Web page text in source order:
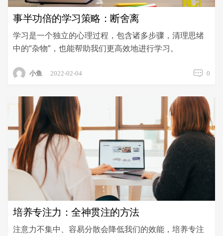
得
事半功倍的学习策略：断舍离
学习是一个独立的心理过程，包含诸多步骤，清理思绪
中的“杂物”，也能帮助我们更高效地进行学习。
小鱼 2022-02-04 0
培养专注力：全神贯注的方法
注意力不集中、容易分散会降低我们的效能，培养专注